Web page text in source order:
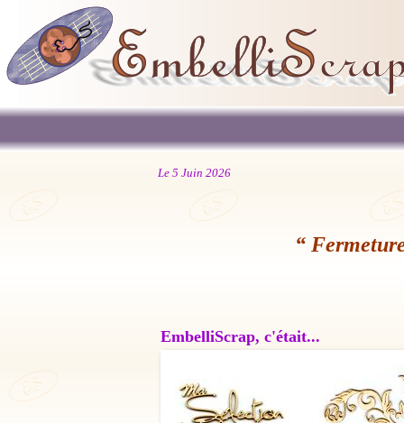
Le 5 Juin 2026
“
EmbelliScrap, c'était...